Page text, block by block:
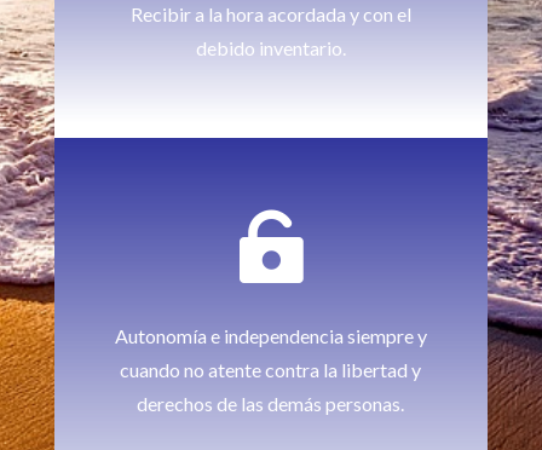
Recibir a la hora acordada y con el
debido inventario.

Autonomía e independencia siempre y
cuando no atente contra la libertad y
derechos de las demás personas.